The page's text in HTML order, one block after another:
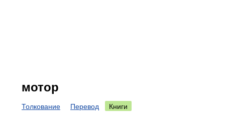
мотор
Толкование Перевод
Книги